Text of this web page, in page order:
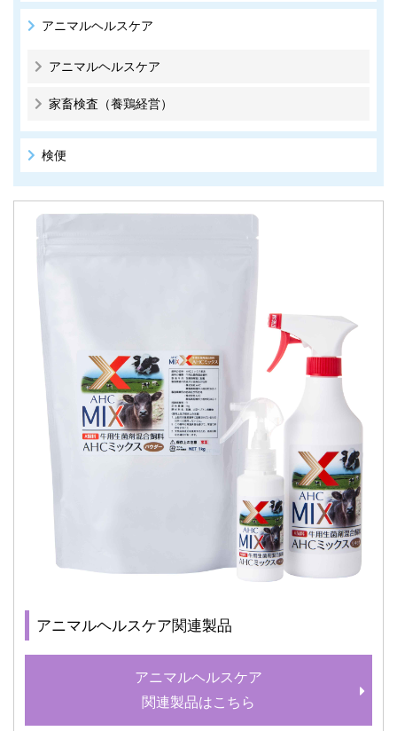
アニマルヘルスケア
アニマルヘルスケア
家畜検査（養鶏経営）
検便
アニマルヘルスケア関連製品
アニマルヘルスケア
関連製品はこちら